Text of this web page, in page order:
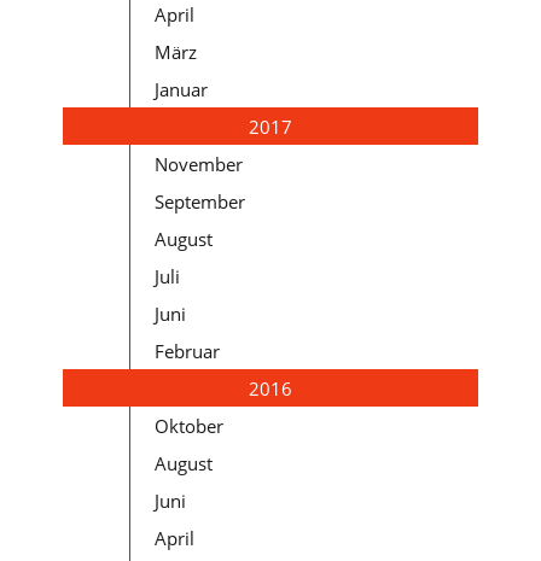
April
März
Januar
2017
November
September
August
Juli
Juni
Februar
2016
Oktober
August
Juni
April